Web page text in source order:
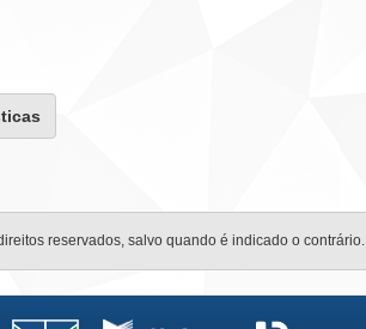
reservados, salvo quando é indicado o contrário.